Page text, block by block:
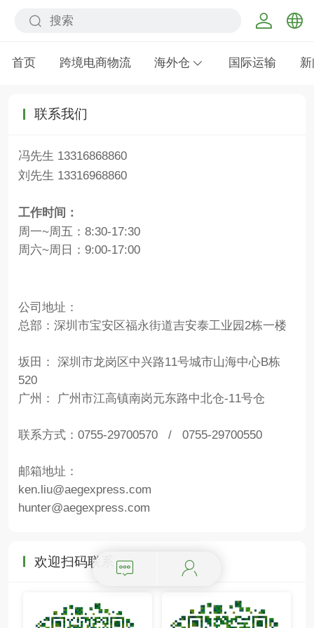
中文
首页 跨境电商物流 海外仓 国际运输
联系我们
冯先生 13316868860
刘先生 13316968860
工作时间：
周一~周五：8:30-17:30
周六~周日：9:00-17:00
公司地址：
总部：深圳市宝安区福永街道吉安泰工业园2栋一楼
坂田： 深圳市龙岗区中兴路11号城市山海中心B栋
520
广州： 广州市江高镇南岗元东路中北仓-11号仓
联系方式：0755-29700570 / 0755-29700550
邮箱地址：
ken.liu@aegexpress.com
hunter@aegexpress.com
欢迎扫码联系